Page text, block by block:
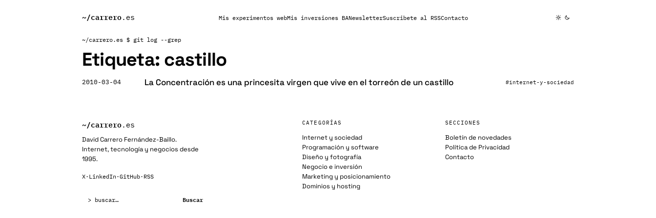
~/carrero.es Mis experimentos webMis inversiones BANewsletterSuscribete al RSSContacto
~/carrero.es $ git log --grep
Etiqueta: castillo
2010-03-04 La Concentración es una princesita virgen que vive en el torreón de un castillo #internet-y-sociedad
~/carrero.es
David Carrero Fernández-Baillo.
Internet, tecnología y negocios desde
1995.
X· LinkedIn·GitHub· RSS
Buscar
CATEGORÍAS
Internet y sociedad
Programación y software
Diseño y fotografía
Negocio e inversión
Marketing y posicionamiento
Dominios y hosting
SECCIONES
Boletín de novedades
Política de Privacidad
Contacto